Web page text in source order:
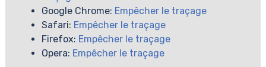
Google Chrome: Empêcher le traçage
Safari: Empêcher le traçage
Firefox: Empêcher le traçage
Opera: Empêcher le traçage